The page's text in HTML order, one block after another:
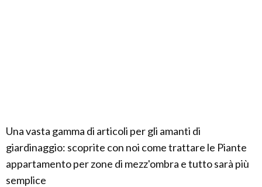
Una vasta gamma di articoli per gli amanti di
giardinaggio: scoprite con noi come trattare le Piante
appartamento per zone di mezz'ombra e tutto sarà più
semplice